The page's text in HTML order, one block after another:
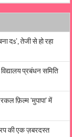
दs’, तेजी से हो रहा
प्रबंधन समिति
फ़िल्म ‘मुपापा’ में
की एक ज़बरदस्त